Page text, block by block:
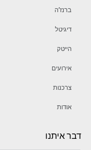
ברנז’ה
דיגיטל
הייטק
אירועים
צרכנות
אודות
דבר איתנו